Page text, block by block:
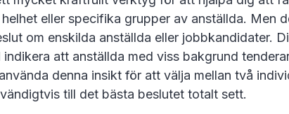
eller specifika grupper av anställda. Men
om enskilda anställda eller jobbkandidater.
att anställda med viss bakgrund
denna insikt för att välja mellan två
till det bästa beslutet totalt sett.